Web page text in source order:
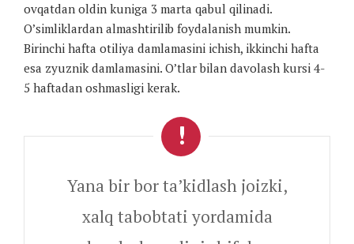
ovqatdan oldin kuniga 3 marta qabul qilinadi.
O’simliklardan almashtirilib foydalanish mumkin.
Birinchi hafta otiliya damlamasini ichish, ikkinchi hafta
esa zyuznik damlamasini. O’tlar bilan davolash kursi 4-
5 haftadan oshmasligi kerak.
Yana bir bor ta’kidlash joizki,
xalq tabobtati yordamida